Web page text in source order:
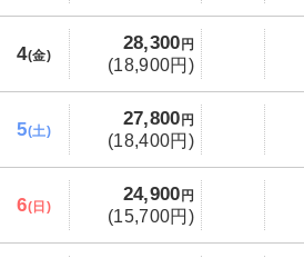
4(金)
28,300 円
(18,900円)
5(土)
27,800 円
(18,400円)
6(日)
24,900 円
(15,700円)